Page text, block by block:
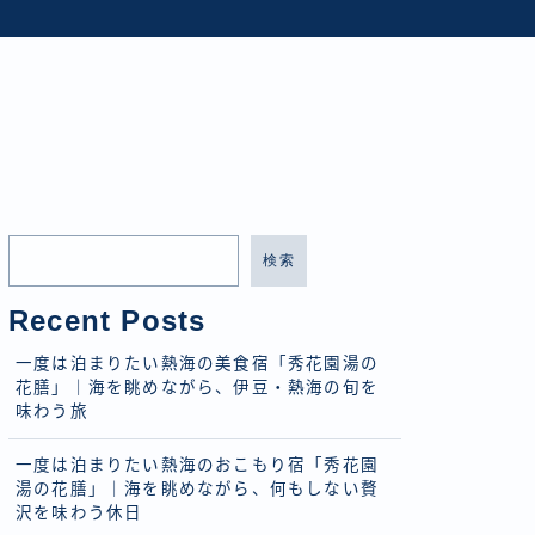
検索
Recent Posts
一度は泊まりたい熱海の美食宿「秀花園湯の
花膳」｜海を眺めながら、伊豆・熱海の旬を
味わう旅
一度は泊まりたい熱海のおこもり宿「秀花園
湯の花膳」｜海を眺めながら、何もしない贅
沢を味わう休日